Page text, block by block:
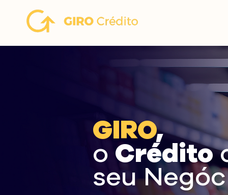
GIRO,
o Crédito
seu